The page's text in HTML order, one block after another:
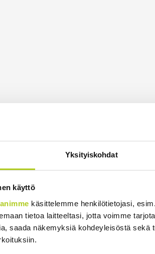
Yksityiskohdat
käyttö
käsittelemme henkilötietojasi,
tietoa laitteeltasi, jotta voimme
saada näkemyksiä kohdeyleisöstä